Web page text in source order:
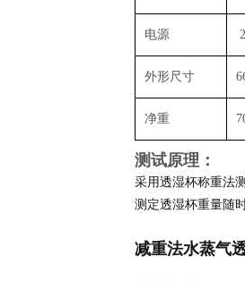
电源
外形尺寸
净重
测试原理：
采用透湿杯称重法
测定透湿杯重量随
减重法水蒸气